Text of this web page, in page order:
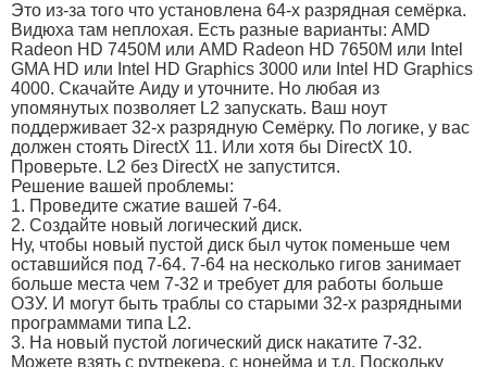
Это из-за того что установлена 64-х разрядная семёрка.
Видюха там неплохая. Есть разные варианты: AMD
Radeon HD 7450M или AMD Radeon HD 7650M или Intel
GMA HD или Intel HD Graphics 3000 или Intel HD Graphics
4000. Скачайте Аиду и уточните. Но любая из
упомянутых позволяет L2 запускать. Ваш ноут
поддерживает 32-х разрядную Семёрку. По логике, у вас
должен стоять DirectX 11. Или хотя бы DirectX 10.
Проверьте. L2 без DirectX не запустится.
Решение вашей проблемы:
1. Проведите сжатие вашей 7-64.
2. Создайте новый логический диск.
Ну, чтобы новый пустой диск был чуток поменьше чем
оставшийся под 7-64. 7-64 на несколько гигов занимает
больше места чем 7-32 и требует для работы больше
ОЗУ. И могут быть траблы со старыми 32-х разрядными
программами типа L2.
3. На новый пустой логический диск накатите 7-32.
Можете взять с рутрекера, с нонейма и т.д. Поскольку